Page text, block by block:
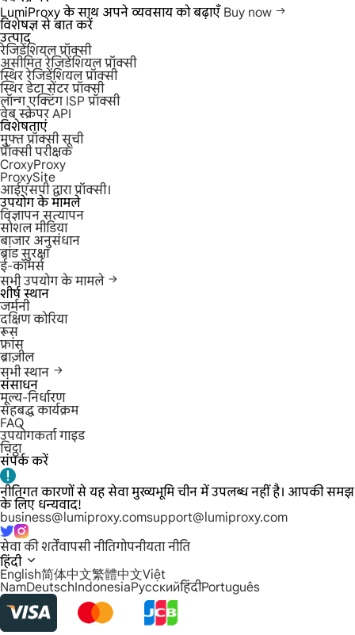
LumiProxy के साथ अपने व्यवसाय को बढ़ाएँ Buy now
विशेषज्ञ से बात करें
उत्पाद
रेजिडेंशियल प्रॉक्सी
असीमित रेजिडेंशियल प्रॉक्सी
स्थिर रेजिडेंशियल प्रॉक्सी
स्थिर डेटा सेंटर प्रॉक्सी
लॉन्ग एक्टिंग ISP प्रॉक्सी
वेब स्क्रेपर API
विशेषताएं
मुफ्त प्रॉक्सी सूची
प्रॉक्सी परीक्षक
CroxyProxy
ProxySite
आईएसपी द्वारा प्रॉक्सी।
उपयोग के मामले
विज्ञापन सत्यापन
सोशल मीडिया
बाजार अनुसंधान
ब्रांड सुरक्षा
ई-कॉमर्स
सभी उपयोग के मामले
शीर्ष स्थान
जर्मनी
दक्षिण कोरिया
रूस
फ्रांस
ब्राज़ील
सभी स्थान
संसाधन
मूल्य-निर्धारण
सहबद्ध कार्यक्रम
FAQ
उपयोगकर्ता गाइड
चिट्ठा
संपर्क करें
नीतिगत कारणों से यह सेवा मुख्यभूमि चीन में उपलब्ध नहीं है। आपकी समझ
के लिए धन्यवाद!
business@lumiproxy.comsupport@lumiproxy.com
सेवा की शर्तेंवापसी नीतिगोपनीयता नीति
हिंदी
English简体中文繁體中文Việt
NamDeutschIndonesiaРусскийहिंदीPortuguês